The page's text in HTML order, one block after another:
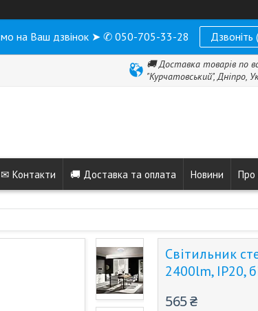
на Ваш дзвінок ➤ ✆ 050-705-33-28
🚚 Доставка товарів по
"Курчатовський", Дніпро,
✉ Контакти 🚚 Доставка та оплата Новини Про
Світильник
2400lm, IP20,
565 ₴